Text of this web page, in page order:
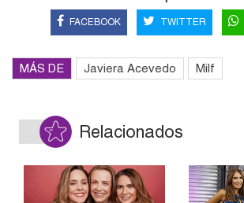
FACEBOOK TWITTER
MÁS DE Javiera Acevedo Milf
Relacionados